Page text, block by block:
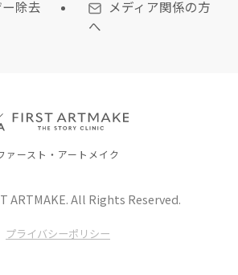
除去
メディア関係の方
へ
ァースト・アートメイク
ARTMAKE. All Rights Reserved.
プライバシーポリシー